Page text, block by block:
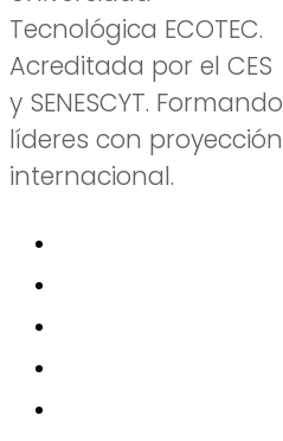
Tecnológica ECOTEC.
Acreditada por el CES
y SENESCYT. Formando
líderes con proyección
internacional.